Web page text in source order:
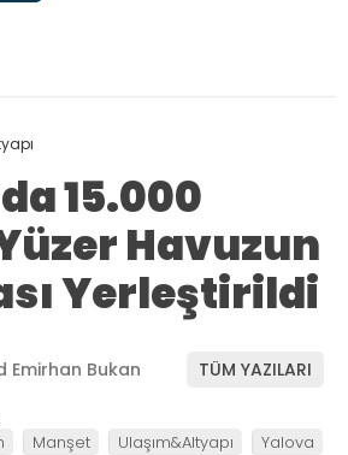
15.000
Havuzun
Yerleştirildi
Emirhan Bukan TÜM YAZILARI
Manşet Ulaşım&Altyapı Yalova